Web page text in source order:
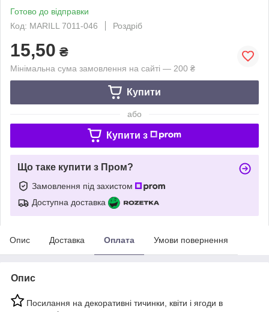
Готово до відправки
Код: MARILL 7011-046
Роздріб
15,50 ₴
Мінімальна сума замовлення на сайті — 200 ₴
Купити
або
Купити з
Що таке купити з Пром?
Замовлення під захистом
Доступна доставка
Опис Доставка Оплата Умови повернення
Опис
Посилання на декоративні тичинки, квіти і ягоди в